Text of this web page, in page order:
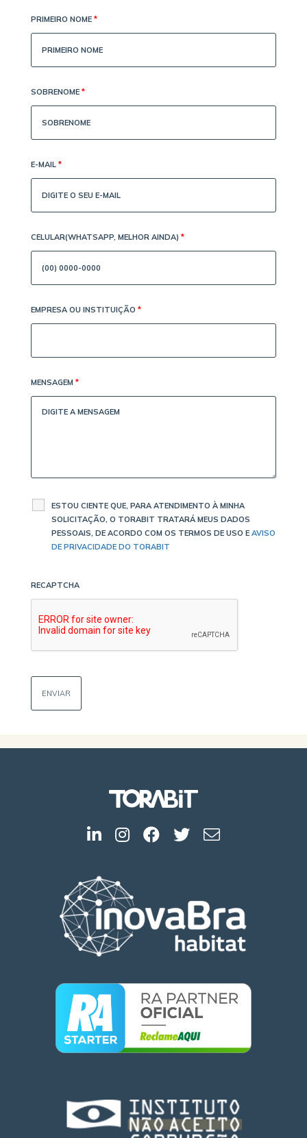
PRIMEIRO NOME *
SOBRENOME *
E-MAIL *
CELULAR(WHATSAPP, MELHOR AINDA) *
EMPRESA OU INSTITUIÇÃO *
MENSAGEM *
ESTOU CIENTE QUE, PARA ATENDIMENTO À MINHA
SOLICITAÇÃO, O TORABIT TRATARÁ MEUS DADOS
PESSOAIS, DE ACORDO COM OS TERMOS DE USO E AVISO
DE PRIVACIDADE DO TORABIT
RECAPTCHA